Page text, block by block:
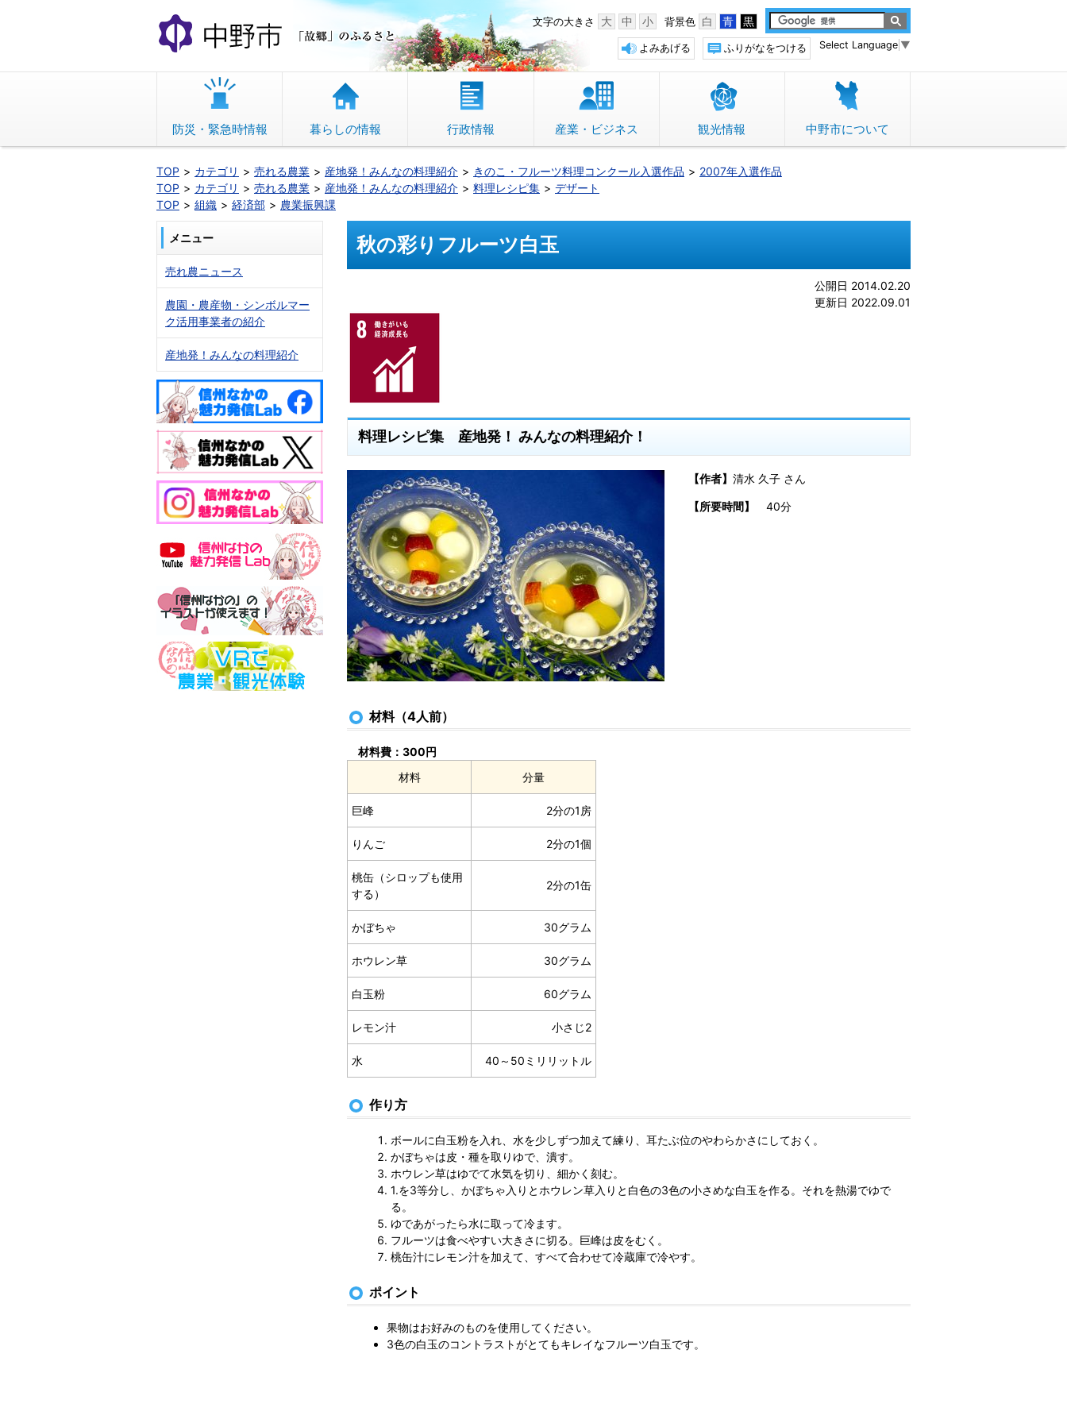
文
へ
動
中野市 「故郷」のふるさと 背景色 白 青 黒
文字の大きさ 大 中 小
Select Language ▼
ふりがなをつける
よみあげる
防災・緊急時情報 暮らしの情報 行政情報 産業・ビジネス 観光情報 中野市について
TOP カテゴリ 売れる農業 産地発！みんなの料理紹介 きのこ・フルーツ料理コンクール入選作品
2007年入選作品
TOP
カテゴリ 売れる農業 産地発！みんなの料理紹介 料理レシピ集
デザート
TOP
組織 経済部 農業振興課
秋の彩りフルーツ白玉
公開日 2014.02.20
更新日 2022.09.01
料理レシピ集 産地発！ みんなの料理紹介！
【作者】 清水 久子 さん
【所要時間】 40分
材料（4人前）
材料費：300円
材料
分量
巨峰 2分の1房
りんご 2分の1個
桃缶（シロップも使用
する）
2分の1缶
かぼちゃ 30グラム
ホウレン草 30グラム
白玉粉 60グラム
レモン汁 小さじ2
水 40～50ミリリットル
作り方
ボールに白玉粉を入れ、水を少しずつ加えて練り、耳たぶ位のやわらかさにしておく。
かぼちゃは皮・種を取りゆで、潰す。
ホウレン草はゆでて水気を切り、細かく刻む。
1.を3等分し、かぼちゃ入りとホウレン草入りと白色の3色の小さめな白玉を作る。それを熱湯でゆで
る。
ゆであがったら水に取って冷ます。
フルーツは食べやすい大きさに切る。巨峰は皮をむく。
桃缶汁にレモン汁を加えて、すべて合わせて冷蔵庫で冷やす。
ポイント
果物はお好みのものを使用してください。
3色の白玉のコントラストがとてもキレイなフルーツ白玉です。
メニュー
売れ農ニュース
農園・農産物・シンボルマー
ク活用事業者の紹介
産地発！みんなの料理紹介